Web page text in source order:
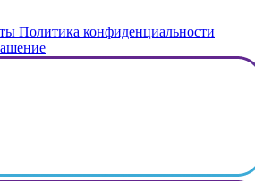
Политика конфиденциальности